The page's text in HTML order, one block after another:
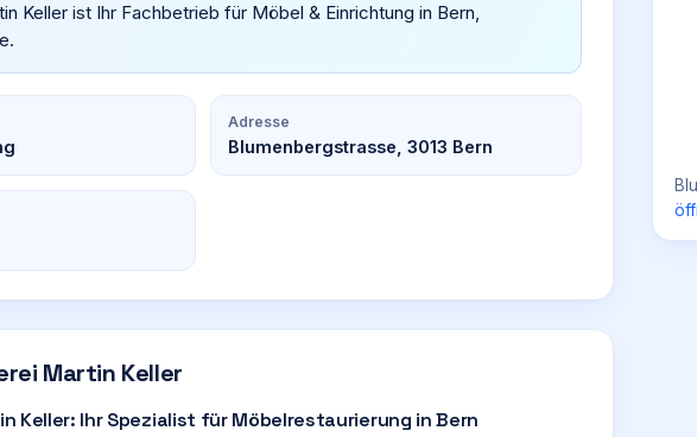
Keller ist Ihr Fachbetrieb für Möbel & Einrichtung in Bern,
Adresse
Blumenbergstrasse, 3013 Bern
Martin Keller
Keller: Ihr Spezialist für Möbelrestaurierung in Bern